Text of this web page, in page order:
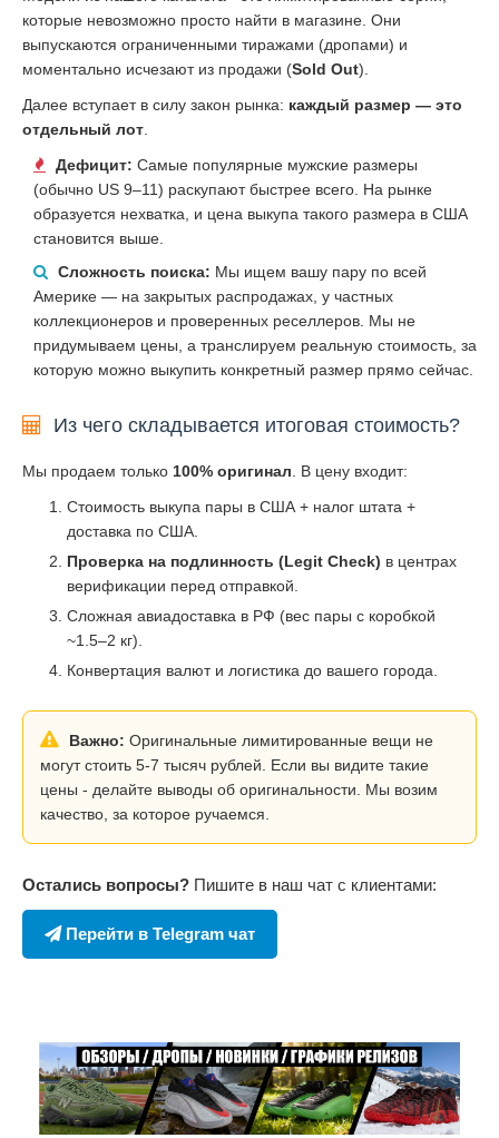
которые невозможно просто найти в магазине. Они
выпускаются ограниченными тиражами (дропами) и
моментально исчезают из продажи (Sold Out).
Далее вступает в силу закон рынка: каждый размер — это
отдельный лот
Дефицит: Самые популярные мужские размеры
(обычно US 9–11) раскупают быстрее всего. На рынке
образуется нехватка, и цена выкупа такого размера в США
становится выше.
Сложность поиска: Мы ищем вашу пару по всей
Америке — на закрытых распродажах, у частных
коллекционеров и проверенных реселлеров. Мы не
придумываем цены, а транслируем реальную стоимость, за
которую можно выкупить конкретный размер прямо сейчас.
Из чего складывается итоговая стоимость?
Мы продаем только 100% оригинал . В цену входит:
Стоимость выкупа пары в США + налог штата +
доставка по США.
Проверка на подлинность (Legit Check) в центрах
верификации перед отправкой.
Сложная авиадоставка в РФ (вес пары с коробкой
~1.5–2 кг).
Конвертация валют и логистика до вашего города.
Важно: Оригинальные лимитированные вещи не
могут стоить 5-7 тысяч рублей. Если вы видите такие
цены - делайте выводы об оригинальности. Мы возим
качество, за которое ручаемся.
Остались вопросы? Пишите в наш чат с клиентами:
Перейти в Telegram чат